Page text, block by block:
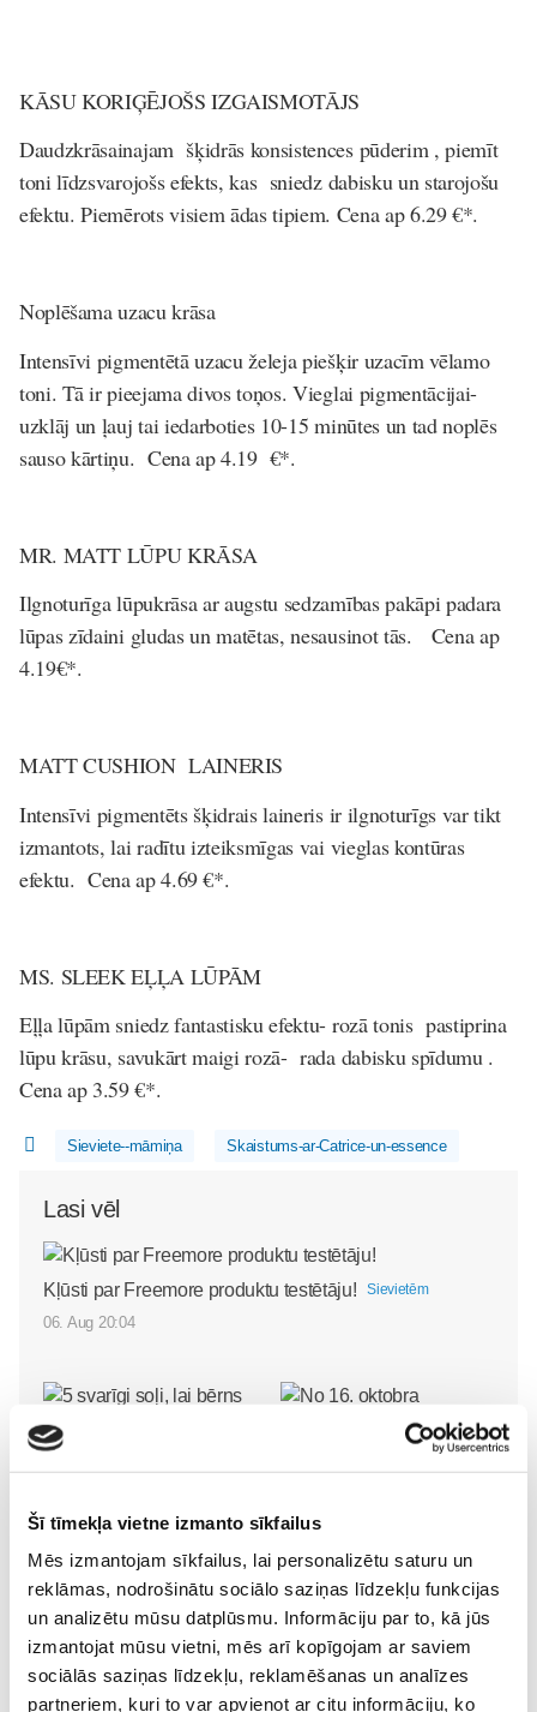
Šī tīmekļa vietne izmanto sīkfailus
Mēs izmantojam sīkfailus, lai personalizētu saturu un
reklāmas, nodrošinātu sociālo saziņas līdzekļu funkcijas
un analizētu mūsu datplūsmu. Informāciju par to, kā jūs
izmantojat mūsu vietni, mēs arī kopīgojam ar saviem
sociālās saziņas līdzekļu, reklamēšanas un analīzes
partneriem, kuri to var apvienot ar citu informāciju, ko
KĀSU KORIĢĒJOŠS IZGAISMOTĀJS
Daudzkrāsainajam šķidrās konsistences pūderim , piemīt
toni līdzsvarojošs efekts, kas sniedz dabisku un starojošu
efektu. Piemērots visiem ādas tipiem. Cena ap 6.29 €*.
Noplēšama uzacu krāsa
Intensīvi pigmentētā uzacu želeja piešķir uzacīm vēlamo
toni. Tā ir pieejama divos toņos. Vieglai pigmentācijai-
uzklāj un ļauj tai iedarboties 10-15 minūtes un tad noplēs
sauso kārtiņu. Cena ap 4.19 €*.
MR. MATT LŪPU KRĀSA
Ilgnoturīga lūpukrāsa ar augstu sedzamības pakāpi padara
lūpas zīdaini gludas un matētas, nesausinot tās. Cena ap
4.19€*.
MATT CUSHION LAINERIS
Intensīvi pigmentēts šķidrais laineris ir ilgnoturīgs var tikt
izmantots, lai radītu izteiksmīgas vai vieglas kontūras
efektu.Cena ap 4.69 €*.
MS. SLEEK EĻĻA LŪPĀM
Eļļa lūpām sniedz fantastisku efektu- rozā tonis pastiprina
lūpu krāsu, savukārt maigi rozā- rada dabisku spīdumu .
Cena ap 3.59 €*.
Sieviete--māmiņa Skaistums-ar-Catrice-un-essence
Lasi vēl
Kļūsti par Freemore produktu testētāju! Sievietēm
06. Aug 20:04
skolā atgrieztos vesels un
06. Aug 10:24
pasaulēm: publicēts
filmas “Kristofers un divu
pasauļu atslēga” treileris